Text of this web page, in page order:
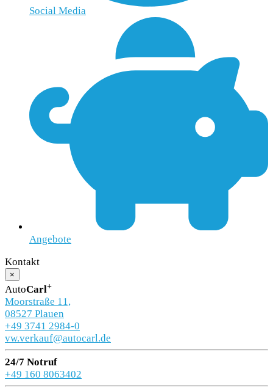
Social Media
Angebote
Kontakt
×
AutoCarl+
Moorstraße 11,
08527 Plauen
+49 3741 2984-0
vw.verkauf@autocarl.de
24/7 Notruf
+49 160 8063402